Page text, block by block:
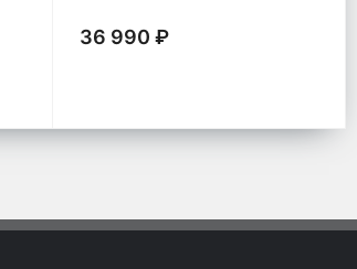
36 990 ₽